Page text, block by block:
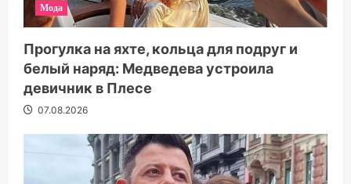
Мода
Прогулка на яхте, кольца для подруг и
белый наряд: Медведева устроила
девичник в Плесе
07.08.2026